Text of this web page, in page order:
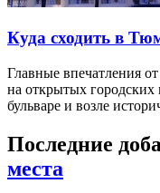
Куда сходить в
Главные впечатления
на открытых
бульваре и возле
Последние
места